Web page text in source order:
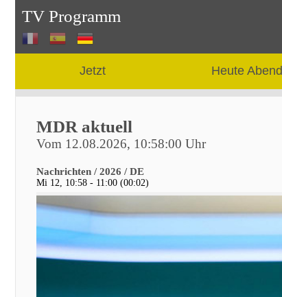
TV Programm
Jetzt Heute Abend
MDR aktuell
Vom 12.08.2026, 10:58:00 Uhr
Nachrichten / 2026 / DE
Mi 12, 10:58 - 11:00 (00:02)